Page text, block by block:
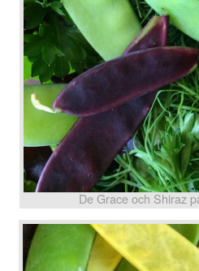
De Grace och Shiraz